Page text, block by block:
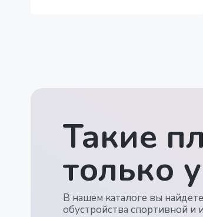
Такие
только
В нашем каталоге вы
обустройства спортивной и